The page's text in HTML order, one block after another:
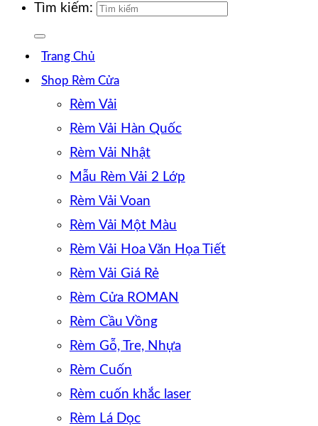
Tìm kiếm:
Trang Chủ
Shop Rèm Cửa
Rèm Vải
Rèm Vải Hàn Quốc
Rèm Vải Nhật
Mẫu Rèm Vải 2 Lớp
Rèm Vải Voan
Rèm Vải Một Màu
Rèm Vải Hoa Văn Họa Tiết
Rèm Vải Giá Rẻ
Rèm Cửa ROMAN
Rèm Cầu Vồng
Rèm Gỗ, Tre, Nhựa
Rèm Cuốn
Rèm cuốn khắc laser
Rèm Lá Dọc